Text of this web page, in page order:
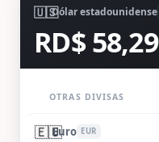
🇺🇸Dólar estadounidense
RD$ 58,29
OTRAS DIVISAS
🇪🇺Euro EUR